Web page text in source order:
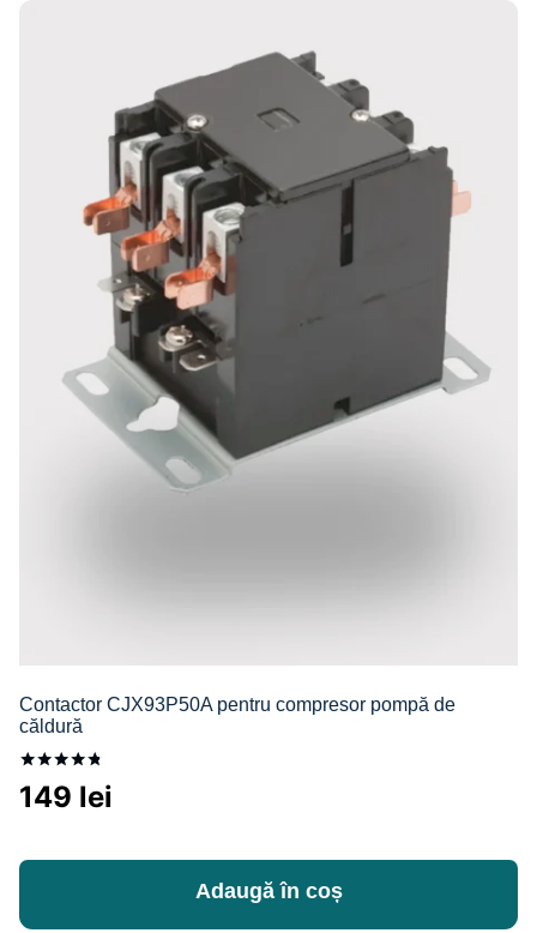
Contactor CJX93P50A pentru compresor pompă de
căldură
Evaluat la
4.67
149 lei
Adaugă în coș